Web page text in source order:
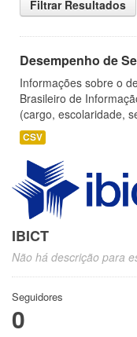
Filtrar Resultados
Desempenho de
Informações sobre o
Brasileiro de
(cargo, escolaridade,
CSV
IBICT
Não há descrição para
Seguidores
0